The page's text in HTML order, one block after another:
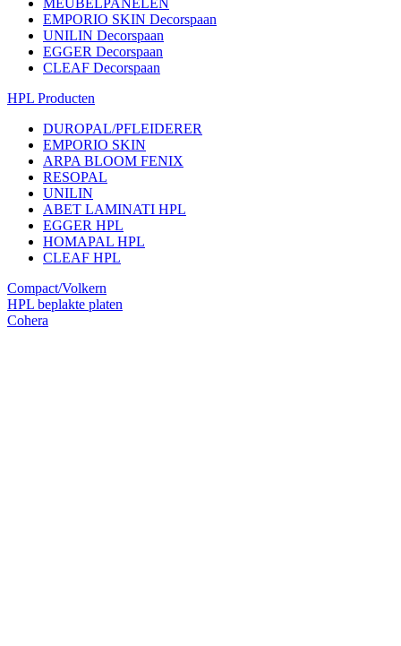
MEUBELPANELEN
EMPORIO SKIN Decorspaan
UNILIN Decorspaan
EGGER Decorspaan
CLEAF Decorspaan
HPL Producten
DUROPAL/PFLEIDERER
EMPORIO SKIN
ARPA BLOOM FENIX
RESOPAL
UNILIN
ABET LAMINATI HPL
EGGER HPL
HOMAPAL HPL
CLEAF HPL
Compact/Volkern
HPL beplakte platen
Cohera